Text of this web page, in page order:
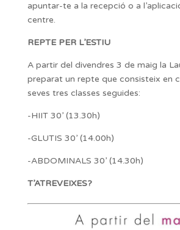
apuntar-te a la recepció o a
centre.
REPTE PER L’ESTIU
A partir del divendres 3 de maig la
preparat un repte que consisteix en
seves tres classes seguides:
-HIIT 30’ (13.30h)
-GLUTIS 30’ (14.00h)
-ABDOMINALS 30’ (14.30h)
T’ATREVEIXES?